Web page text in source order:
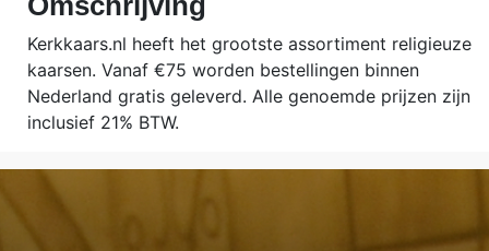
Kerkkaars.nl heeft het grootste assortiment religieuze
kaarsen. Vanaf €75 worden bestellingen binnen
Nederland gratis geleverd. Alle genoemde prijzen zijn
inclusief 21% BTW.